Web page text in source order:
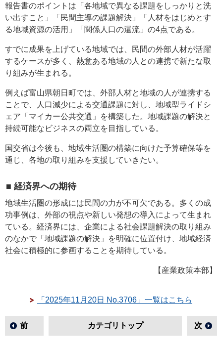
報告書のポイントは「各地域で異なる課題をしっかりと洗
い出すこと」「民間主導の課題解決」「人材をはじめとす
る地域資源の活用」「関係人口の還流」の4点である。
すでに成果を上げている地域では、民間の外部人材が活躍
するケースが多く、熱意ある地域の人との連携で新たな取
り組みが生まれる。
例えば富山県朝日町では、外部人材と地域の人が連携する
ことで、人口減少による交通課題に対し、地域型ライドシ
ェア「マイカー公共交通」を構築した。地域課題の解決と
持続可能なビジネスの両立を目指している。
国交省は今後も、地域生活圏の構築に向けた予算確保等を
通じ、各地の取り組みを支援していきたい。
■ 経済界への期待
地域生活圏の形成には民間の力が不可欠である。多くの成
功事例は、外部の視点や新しい発想の導入によって生まれ
ている。経済界には、企業による社会課題解決の取り組み
のなかで「地域課題の解決」を明確に位置付け、地域経済
社会に積極的に参画することを期待している。
【産業政策本部】
「2025年11月20日 No.3706」一覧はこちら
前 カテゴリトップ 次